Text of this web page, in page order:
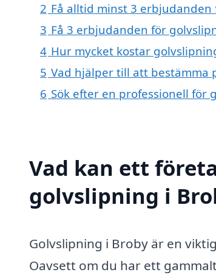
2 Få alltid minst 3
3 Få 3 erbjudanden för
4 Hur mycket kostar
5 Vad hjälper till att bestämma
6 Sök efter en professionell för
Vad kan ett
golvslipning i
Golvslipning i Broby är en
Oavsett om du har ett